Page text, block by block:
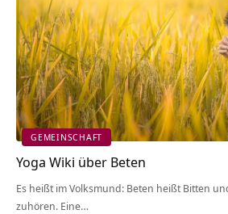
GEMEINSCHAFT
Yoga Wiki über Beten
Es heißt im Volksmund: Beten heißt Bitten
zuhören. Eine…